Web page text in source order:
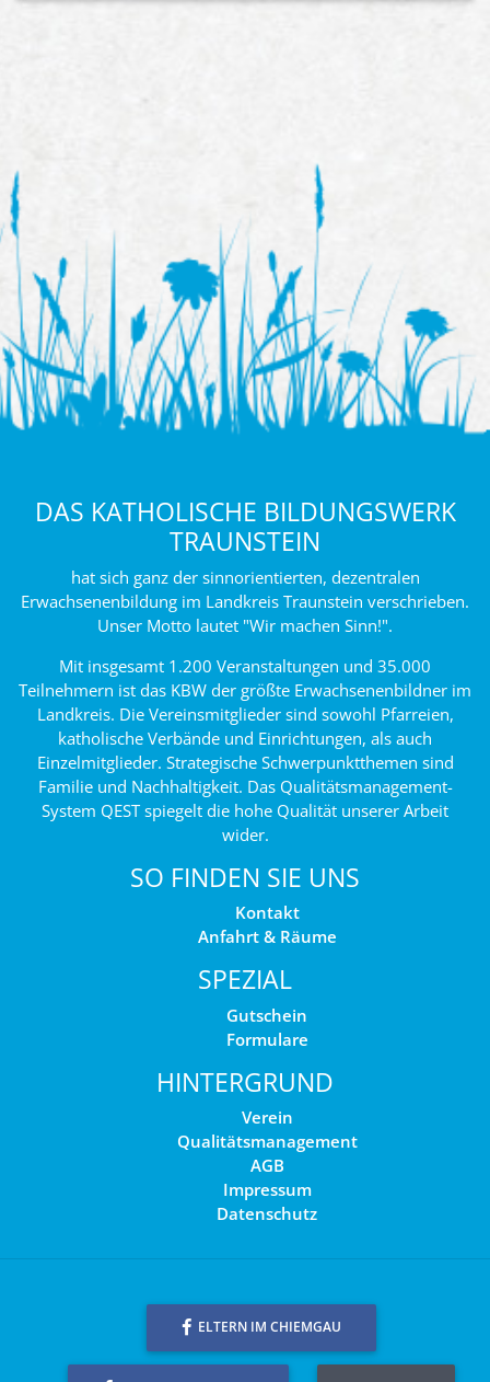
DAS KATHOLISCHE BILDUNGSWERK
TRAUNSTEIN
hat sich ganz der sinnorientierten, dezentralen
Erwachsenenbildung im Landkreis Traunstein verschrieben.
Unser Motto lautet "Wir machen Sinn!".
Mit insgesamt 1.200 Veranstaltungen und 35.000
Teilnehmern ist das KBW der größte Erwachsenenbildner im
Landkreis. Die Vereinsmitglieder sind sowohl Pfarreien,
katholische Verbände und Einrichtungen, als auch
Einzelmitglieder. Strategische Schwerpunktthemen sind
Familie und Nachhaltigkeit. Das Qualitätsmanagement-
System QEST spiegelt die hohe Qualität unserer Arbeit
wider.
SO FINDEN SIE UNS
Kontakt
Anfahrt & Räume
SPEZIAL
Gutschein
Formulare
HINTERGRUND
Verein
Qualitätsmanagement
AGB
Impressum
Datenschutz
ELTERN IM CHIEMGAU